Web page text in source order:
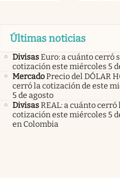
Últimas noticias
DivisasEuro: a cuánto cerró
cotización este miércoles 5
MercadoPrecio del DÓLAR
cerró la cotización de este
5 de agosto
DivisasREAL: a cuánto cerró
cotización este miércoles 5
en Colombia